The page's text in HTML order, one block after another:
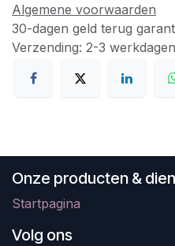
Algemene voorwaarden
30-dagen geld terug
Verzending: 2-3 werkdagen
Onze producten &
Startpagina
Volg ons